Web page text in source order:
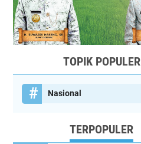
TOPIK POPULER
Nasional
TERPOPULER